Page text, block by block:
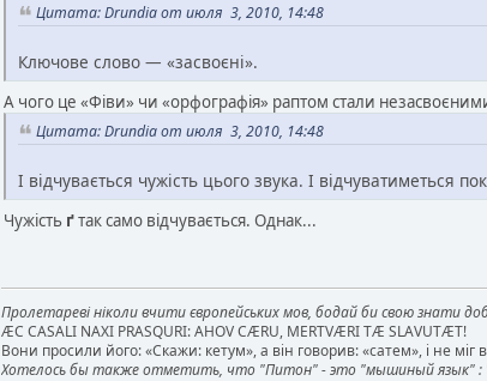
Цитата: Drundia от июля 3, 2010, 14:48
Ключове слово — «засвоєні».
А чого це «Фіви» чи «орфографія» раптом стали
Цитата: Drundia от июля 3, 2010, 14:48
І відчувається чужість цього звука. І відчуватиметься
Чужість ґтак само відчувається. Однак...
Пролетареві ніколи вчити європейських мов, бодай би свою знати
ÆC CASALI NAXI PRASQURI: AHOV CÆRU, MERTVÆRI TÆ SLAVUTÆT!
Вони просили його: «Скажи: кетум», а він говорив: «сатем», і не
Хотелось бы также отметить, что "Питон" - это "мышиный язык" :